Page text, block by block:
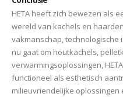
HETA heeft zich bewezen als
wereld van kachels en
vakmanschap,
nu gaat om houtkachels,
verwarmingsoplossingen,
functioneel als esthetisch
milieuvriendelijke